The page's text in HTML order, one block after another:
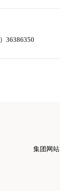
36386350
集团网站